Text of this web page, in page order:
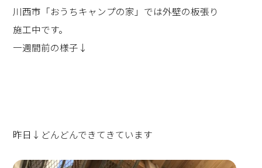
川西市「おうちキャンプの家」では外壁の板張り
施工中です。
一週間前の様子↓
昨日↓どんどんできてきています